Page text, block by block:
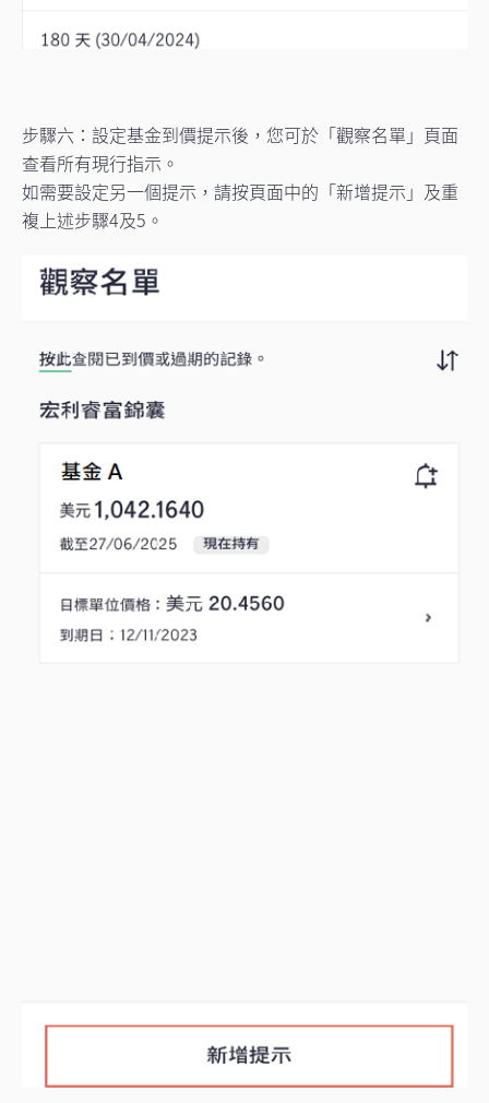
步驟六：設定基金到價提示後，您可於「觀察名單」頁面
查看所有現行指示。
如需要設定另一個提示，請按頁面中的「新增提示」及重
複上述步驟4及5。